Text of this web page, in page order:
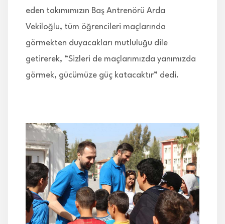
eden takımımızın Baş Antrenörü Arda
Vekiloğlu, tüm öğrencileri maçlarında
görmekten duyacakları mutluluğu dile
getirerek, “Sizleri de maçlarımızda yanımızda
görmek, gücümüze güç katacaktır” dedi.